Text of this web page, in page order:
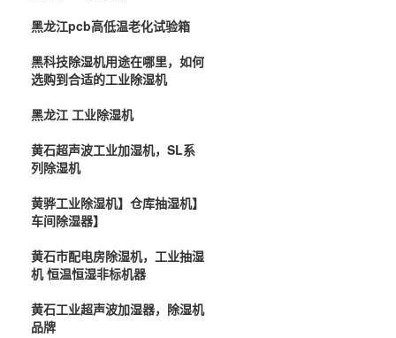
黑龙江pcb高低温老化试验箱
黑科技除湿机用途在哪里，如何
选购到合适的工业除湿机
黑龙江 工业除湿机
黄石超声波工业加湿机，SL系
列除湿机
黄骅工业除湿机】仓库抽湿机】
车间除湿器】
黄石市配电房除湿机，工业抽湿
机 恒温恒湿非标机器
黄石工业超声波加湿器，除湿机
品牌